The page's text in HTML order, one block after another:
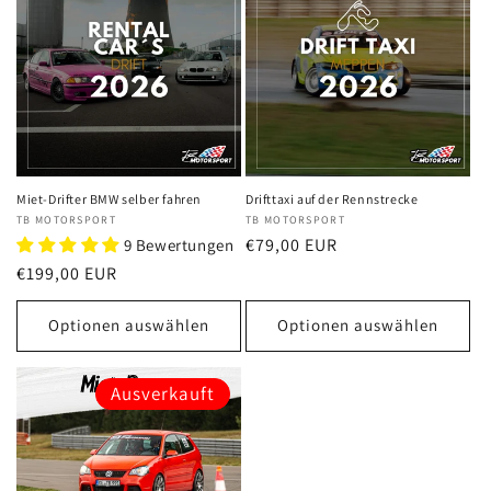
Miet-Drifter BMW selber fahren
Anbieter:
TB MOTORSPORT
9 Bewertungen
Normaler
Preis
€199,00 EUR
Optionen auswählen
Drifttaxi auf der Rennstrecke
Anbieter:
TB MOTORSPORT
Normaler
€79,00 EUR
Optionen auswählen
Ausverkauft